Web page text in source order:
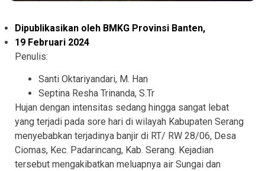
Dipublikasikan oleh BMKG Provinsi Banten,
19 Februari 2024
Penulis:
Santi Oktariyandari, M. Han
Septina Resha Trinanda, S.Tr
Hujan dengan intensitas sedang hingga sangat lebat
yang terjadi pada sore hari di wilayah Kabupaten Serang
menyebabkan terjadinya banjir di RT/ RW 28/06, Desa
Ciomas, Kec. Padarincang, Kab. Serang. Kejadian
tersebut mengakibatkan meluapnya air Sungai dan